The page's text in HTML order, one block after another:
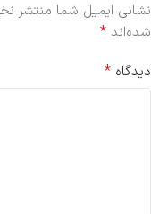
نشانی ایمیل شما منتشر
شده‌اند *
دیدگاه *